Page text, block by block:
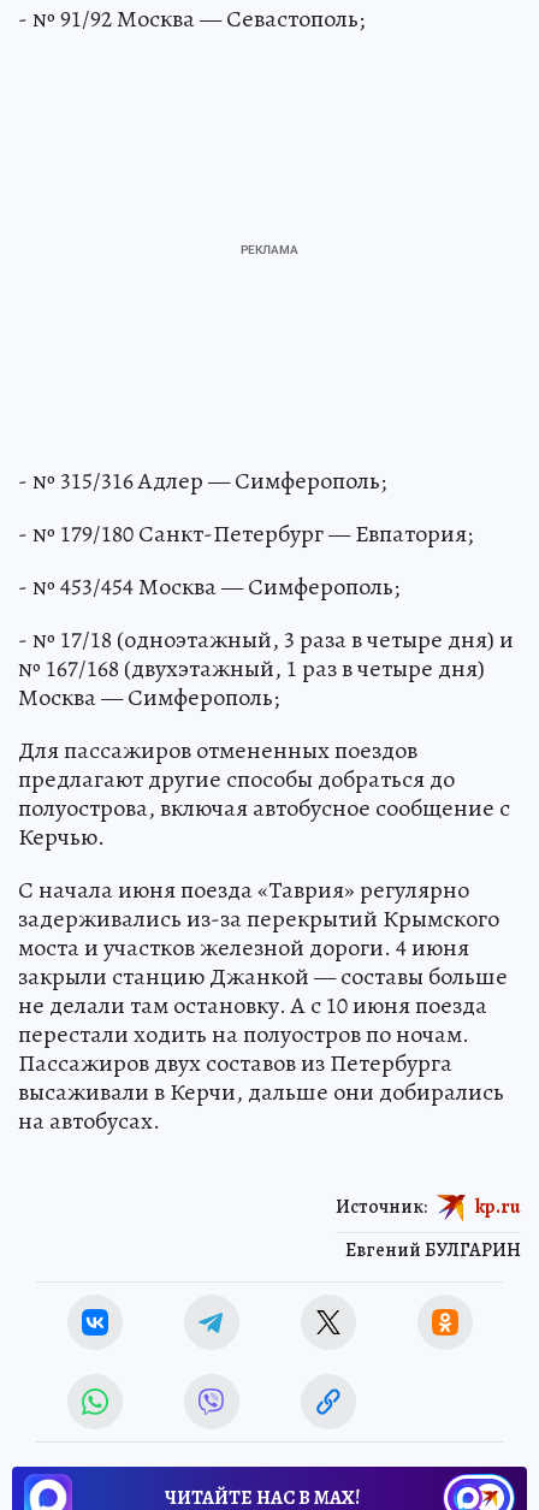
- № 91/92 Москва — Севастополь;
- № 315/316 Адлер — Симферополь;
- № 179/180 Санкт-Петербург — Евпатория;
- № 453/454 Москва — Симферополь;
- № 17/18 (одноэтажный, 3 раза в четыре дня) и
№ 167/168 (двухэтажный, 1 раз в четыре дня)
Москва — Симферополь;
Для пассажиров отмененных поездов
предлагают другие способы добраться до
полуострова, включая автобусное сообщение с
Керчью.
С начала июня поезда «Таврия» регулярно
задерживались из-за перекрытий Крымского
моста и участков железной дороги. 4 июня
закрыли станцию Джанкой — составы больше
не делали там остановку. А с 10 июня поезда
перестали ходить на полуостров по ночам.
Пассажиров двух составов из Петербурга
высаживали в Керчи, дальше они добирались
на автобусах.
Евгений БУЛГАРИН
Источник: kp.ru
ЧИТАЙТЕ НАС В МАХ!